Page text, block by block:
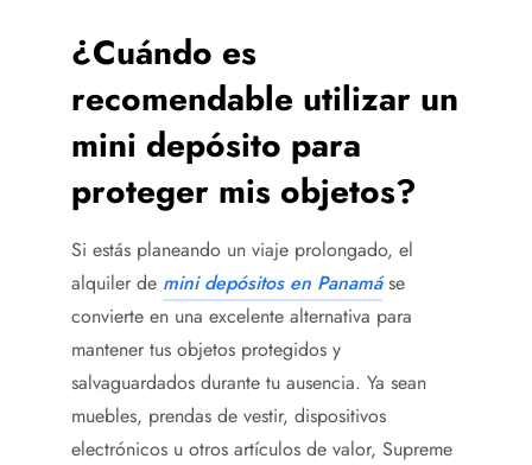
¿Cuándo es
recomendable utilizar un
mini depósito para
proteger mis objetos?
Si estás planeando un viaje prolongado, el
alquiler de mini depósitos en Panamáse
convierte en una excelente alternativa para
mantener tus objetos protegidos y
salvaguardados durante tu ausencia. Ya sean
muebles, prendas de vestir, dispositivos
electrónicos u otros artículos de valor, Supreme